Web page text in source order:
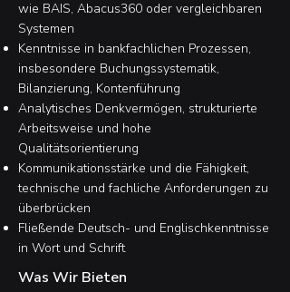
wie BAIS, Abacus360 oder vergleichbaren
Systemen
Kenntnisse in bankfachlichen Prozessen,
insbesondere Buchungssystematik,
Bilanzierung, Kontenführung
Analytisches Denkvermögen, strukturierte
Arbeitsweise und hohe
Qualitätsorientierung
Kommunikationsstärke und die Fähigkeit,
technische und fachliche Anforderungen zu
überbrücken
Fließende Deutsch- und Englischkenntnisse
in Wort und Schrift
Was Wir Bieten​